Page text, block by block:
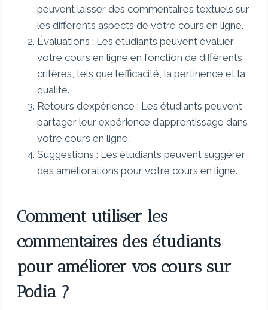
peuvent laisser des commentaires textuels sur
les différents aspects de votre cours en ligne.
Évaluations : Les étudiants peuvent évaluer
votre cours en ligne en fonction de différents
critères, tels que l’efficacité, la pertinence et la
qualité.
Retours d’expérience : Les étudiants peuvent
partager leur expérience d’apprentissage dans
votre cours en ligne.
Suggestions : Les étudiants peuvent suggérer
des améliorations pour votre cours en ligne.
Comment utiliser les
commentaires des étudiants
pour améliorer vos cours sur
Podia ?